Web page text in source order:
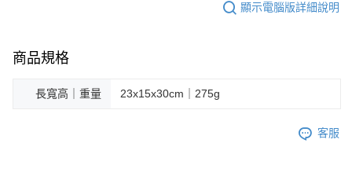
顯示電腦版詳細說明
商品規格
長寬高｜重量 23x15x30cm｜275g
客服